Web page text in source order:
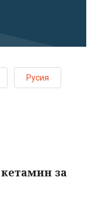
Русия
за